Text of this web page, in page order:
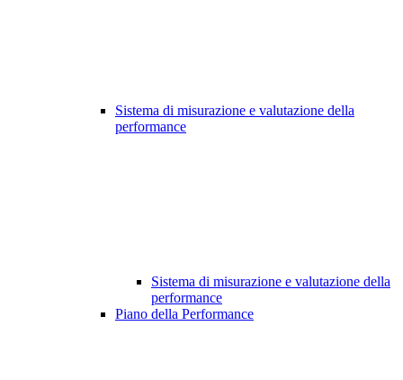
Sistema di misurazione e valutazione della
performance
Sistema di misurazione e valutazione della
performance
Piano della Performance